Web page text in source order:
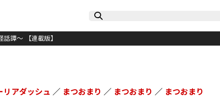
譚～ 【連載版】
リアダッシュ ／ まつおまり ／ まつおまり ／ まつおまり